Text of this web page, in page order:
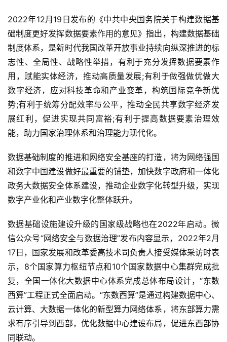
2022年12月19日发布的《中共中央国务院关于构建数据基
础制度更好发挥数据要素作用的意见》指出，构建数据基础
制度体系，是新时代我国改革开放事业持续向纵深推进的标
志性、全局性、战略性举措，有利于充分发挥数据要素作
用，赋能实体经济，推动高质量发展;有利于做强做优做大
数字经济，应对科技革命和产业变革，构筑国际竞争新优
势;有利于统筹分配效率与公平，推动全民共享数字经济发
展红利，促进实现共同富裕;有利于提高数据要素治理效
能，助力国家治理体系和治理能力现代化。
数据基础制度的推进和网络安全基座的打造，将为网络强国
和数字中国建设做好最重要的铺垫，加快数字政府和一体化
政务大数据安全体系建设，推动企业数字化转型升级，实现
数字产业化和产业数字化整体跃升。
数据基础设施建设升级的国家级战略也在2022年启动。微
信公众号“网络安全与数据治理”发布内容显示，2022年2月
17日，国家发展和改革委高技术司负责人接受媒体采访时表
示，8个国家算力枢纽节点和10个国家数据中心集群完成批
复，全国一体化大数据中心体系完成总体布局设计，“东数
西算”工程正式全面启动。“东数西算”是通过构建数据中心、
云计算、大数据一体化的新型算力网络体系，将东部算力需
求有序引导到西部，优化数据中心建设布局，促进东西部协
同联动。